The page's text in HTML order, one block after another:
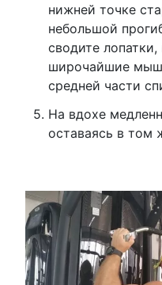
нижней точке
небольшой
сводите
широчайшие
средней части
На вдохе
оставаясь в том